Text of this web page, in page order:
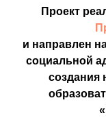
Проект
и направлен
социальной
создания